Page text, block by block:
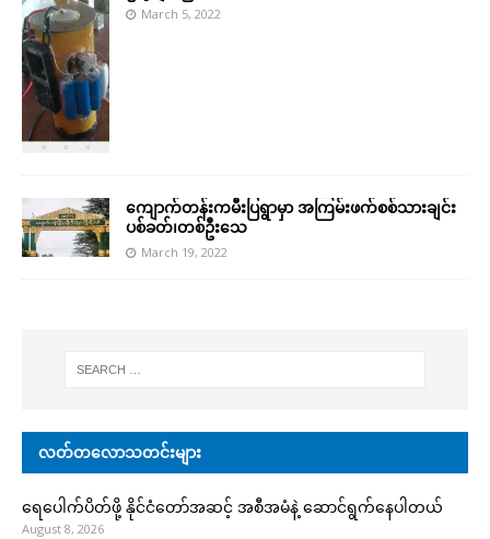
March 5, 2022
ကျောက်တန်းကမီးပြရွာမှာ အကြမ်းဖက်စစ်သားချင်း
ပစ်ခတ်၊တစ်ဦးသေ
March 19, 2022
လတ်တလောသတင်းများ
ရေပေါက်ပိတ်ဖို့ နိုင်ငံတော်အဆင့် အစီအမံနဲ့ ဆောင်ရွက်နေပါတယ်
August 8, 2026